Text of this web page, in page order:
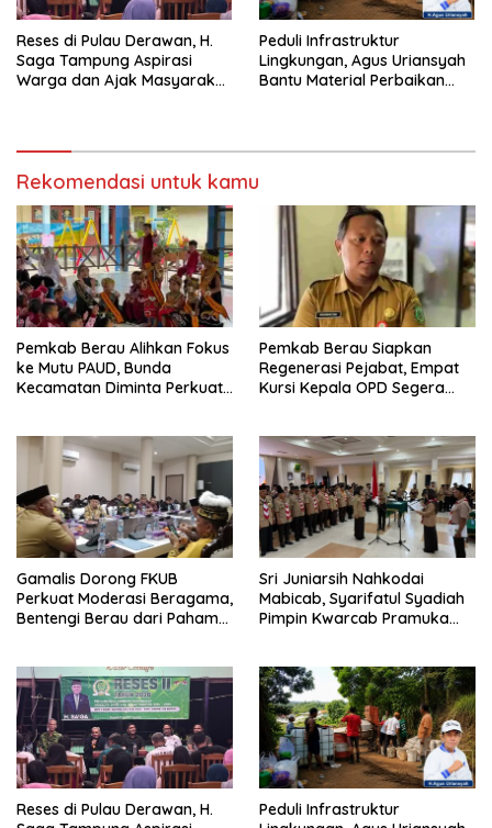
Reses di Pulau Derawan, H.
Saga Tampung Aspirasi
Warga dan Ajak Masyarakat
Peduli Infrastruktur
Lingkungan, Agus Uriansyah
Bantu Material Perbaikan
Rekomendasi untuk kamu
Pemkab Berau Alihkan Fokus
ke Mutu PAUD, Bunda
Kecamatan Diminta Perkuat
Pemkab Berau Siapkan
Regenerasi Pejabat, Empat
Kursi Kepala OPD Segera
Gamalis Dorong FKUB
Perkuat Moderasi Beragama,
Bentengi Berau dari Paham
Sri Juniarsih Nahkodai
Mabicab, Syarifatul Syadiah
Pimpin Kwarcab Pramuka
Reses di Pulau Derawan, H.
Peduli Infrastruktur